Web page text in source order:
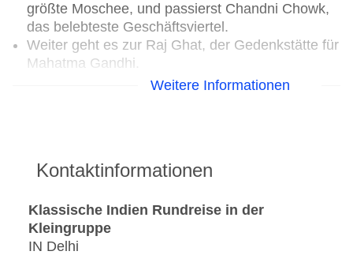
größte Moschee, und passierst Chandni Chowk,
das belebteste Geschäftsviertel.
Weiter geht es zur Raj Ghat, der Gedenkstätte für
Mahatma Gandhi.
In Neu-Delhi siehst du die Residenz des
eiserne Säule im Qutab-Komplex.
Verpflegungsleistung: Frühstück
3. Tag: Jaipur
Weitere Informationen
Kontaktinformationen
Klassische Indien Rundreise in der
Kleingruppe
IN Delhi